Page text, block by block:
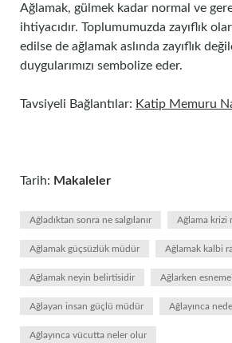
Ağlamak, gülmek kadar normal ve
ihtiyacıdır. Toplumumuzda zayıflık
edilse de ağlamak aslında zayıflık
duygularımızı sembolize eder.
Tavsiyeli Bağlantılar: Katip Memuru
Tarih: Makaleler
Ağladıktan sonra ne salgılanır Ağlama krizi
Ağlamak güçsüzlük müdür Ağlamak kalbi
Ağlamak neyin belirtisidir Ağlarken
Ağlayan insan güçlü müdür Ağlayınca
Ağlayınca vücutta neler olur